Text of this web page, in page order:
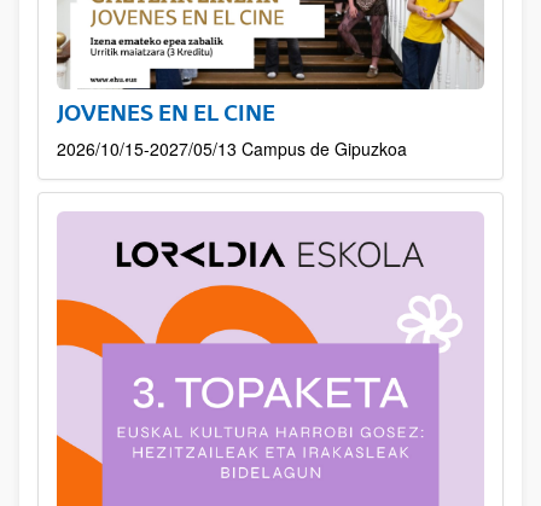
JOVENES EN EL CINE
2026/10/15-2027/05/13 Campus de Gipuzkoa